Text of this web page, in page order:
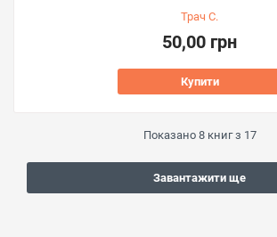
Трач С.
50,00 грн
Купити
Показано 8книг з 17
Завантажити ще